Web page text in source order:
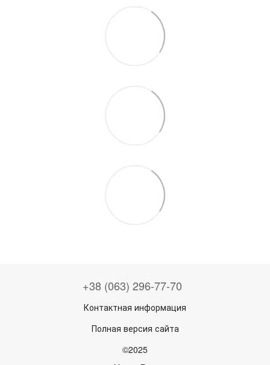
+38 (063) 296-77-70
Контактная информация
Полная версия сайта
©2025